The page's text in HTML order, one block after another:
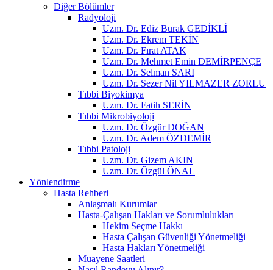
Diğer Bölümler
Radyoloji
Uzm. Dr. Ediz Burak GEDİKLİ
Uzm. Dr. Ekrem TEKİN
Uzm. Dr. Fırat ATAK
Uzm. Dr. Mehmet Emin DEMİRPENÇE
Uzm. Dr. Selman SARI
Uzm. Dr. Sezer Nil YILMAZER ZORLU
Tıbbi Biyokimya
Uzm. Dr. Fatih SERİN
Tıbbi Mikrobiyoloji
Uzm. Dr. Özgür DOĞAN
Uzm. Dr. Adem ÖZDEMİR
Tıbbi Patoloji
Uzm. Dr. Gizem AKIN
Uzm. Dr. Özgül ÖNAL
Yönlendirme
Hasta Rehberi
Anlaşmalı Kurumlar
Hasta-Çalışan Hakları ve Sorumlulukları
Hekim Seçme Hakkı
Hasta Çalışan Güvenliği Yönetmeliği
Hasta Hakları Yönetmeliği
Muayene Saatleri